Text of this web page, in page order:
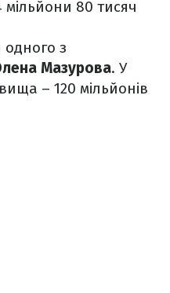
мільйони 80 тисяч
з
Мазурова. У
– 120 мільйонів